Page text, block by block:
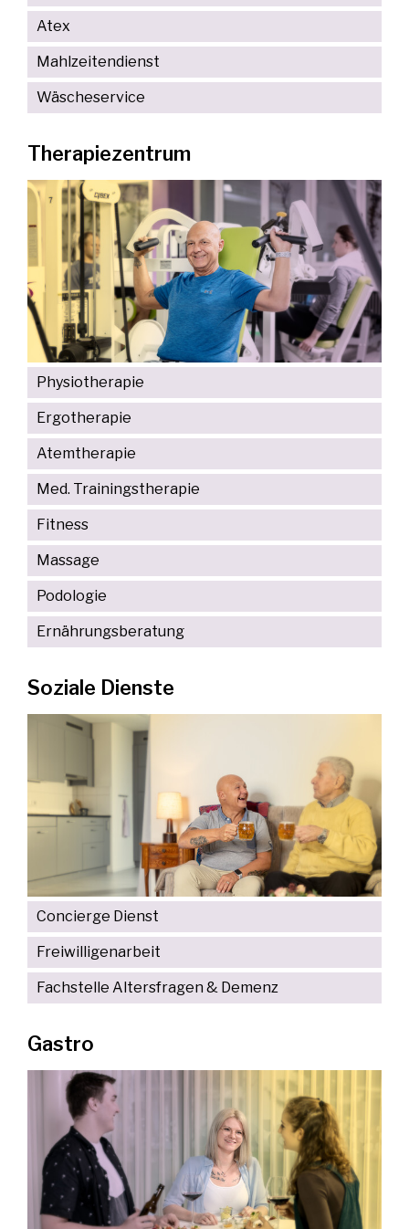
Atex
Mahlzeitendienst
Wäscheservice
Therapiezentrum
Physiotherapie
Ergotherapie
Atemtherapie
Med. Trainingstherapie
Fitness
Massage
Podologie
Ernährungsberatung
Soziale Dienste
Concierge Dienst
Freiwilligenarbeit
Fachstelle Altersfragen & Demenz
Gastro